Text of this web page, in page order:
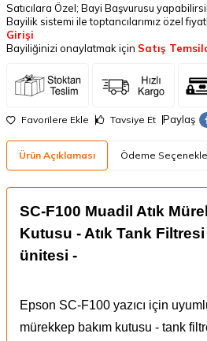
Satıcılara Özel; Bayi Başvurusu
Bayilik sistemi ile toptancılarımız özel
Girişi
Bayiliğinizi onaylatmak için Satış
Favorilere Ekle Tavsiye Et Paylaş
Ürün Açıklaması Ödeme
SC-F100 Muadil Atık
Kutusu - Atık Tank Filtresi
ünitesi -
Epson SC-F100 yazıcı için
mürekkep bakım kutusu - tank